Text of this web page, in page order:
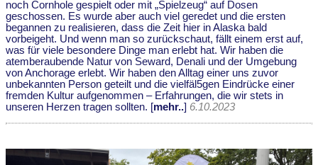
noch Cornhole gespielt oder mit „Spielzeug“ auf Dosen
geschossen. Es wurde aber auch viel geredet und die ersten
begannen zu realisieren, dass die Zeit hier in Alaska bald
vorbeigeht. Und wenn man so zurückschaut, fällt einem erst auf,
was für viele besondere Dinge man erlebt hat. Wir haben die
atemberaubende Natur von Seward, Denali und der Umgebung
von Anchorage erlebt. Wir haben den Alltag einer uns zuvor
unbekannten Person geteilt und die vielfäl5gen Eindrücke einer
fremden Kultur aufgenommen – Erfahrungen, die wir stets in
unseren Herzen tragen sollten. [mehr..] 6.10.2023